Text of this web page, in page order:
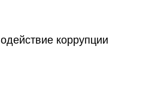
коррупции